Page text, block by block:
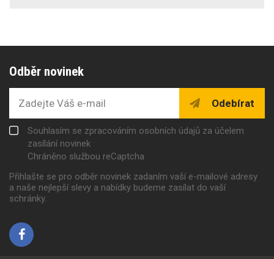
Odběr novinek
Odebírat
Souhlasím se zpracováním osobních údajů za účelem
zasílání novinek
Chráněno službou reCaptcha
Přihlašte se pro odběr novinek zadaním vaší e-mailové adresy
a naše nejlepší slevy a nabídky budeme zasílat do vaší
schránky.